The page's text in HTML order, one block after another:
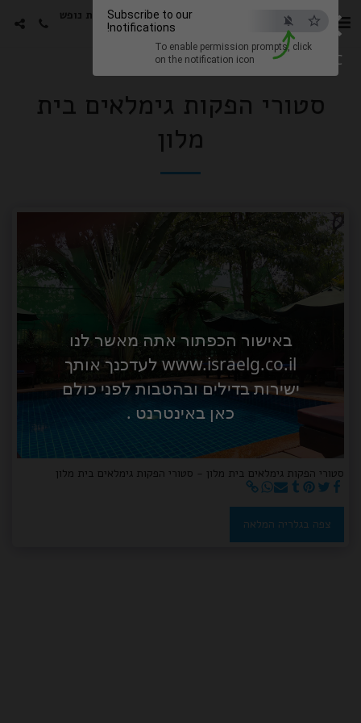
×
ESC
באישור הכפתור אתה מאשר לנו
www.israelg.co.il לעדכנך אותך
ישירות בדילים ובהטבות לפני כולם
כאן באינטרנט .
Subscribe to our
notifications!
To enable permission prompts, click
on the notification icon
סטורי הפקות -גימלאים חבילות נופש
עם האמנים האהובים
סטורי הפקות גימלאים בית
מלון
סטורי הפקות גימלאים בית מלון - סטורי הפקות גימלאים בית מלון
צפה בגלריה המלאה